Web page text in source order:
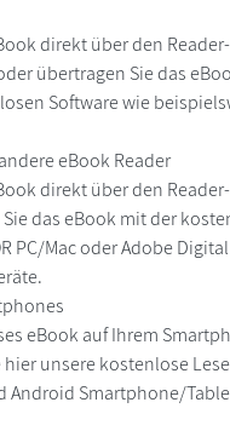
direkt über den
übertragen Sie das
Software wie
eBook Reader
direkt über den
das eBook mit der
PC/Mac oder Adobe
eBook auf Ihrem
unsere kostenlose
Android Smartphone/